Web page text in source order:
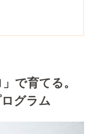
で育てる。
グラム